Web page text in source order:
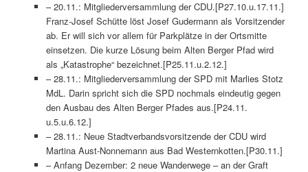
– 20.11.: Mitgliederversammlung der CDU.[P27.10.u.17.11.]
Franz-Josef Schütte löst Josef Gudermann als Vorsitzender
ab. Er will sich vor allem für Parkplätze in der Ortsmitte
einsetzen. Die kurze Lösung beim Alten Berger Pfad wird
als „Katastrophe“ bezeichnet.[P25.11.u.2.12.]
– 28.11.: Mitgliederversammlung der SPD mit Marlies Stotz
MdL. Darin spricht sich die SPD nochmals eindeutig gegen
den Ausbau des Alten Berger Pfades aus.[P24.11.
u.5.u.6.12.]
– 28.11.: Neue Stadtverbandsvorsitzende der CDU wird
Martina Aust-Nonnemann aus Bad Westernkotten.[P30.11.]
– Anfang Dezember: 2 neue Wanderwege – an der Graft